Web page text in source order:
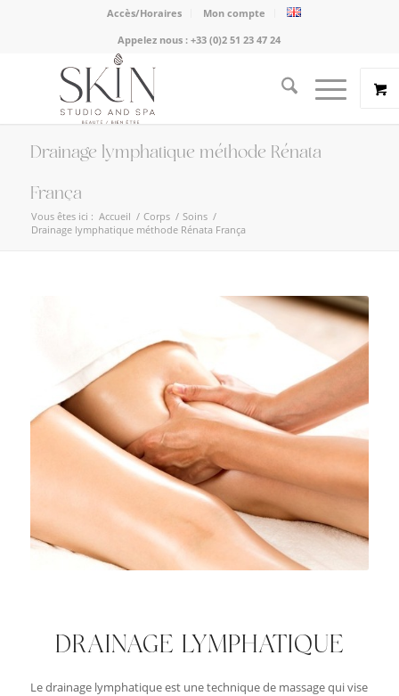
Accès/Horaires
Mon compte
Appelez nous :+33 (0)2 51 23 47 24
Drainage lymphatique méthode Rénata
França
Vous êtes ici : Accueil / Corps / Soins /
Drainage lymphatique méthode Rénata França
DRAINAGE LYMPHATIQUE
Le drainage lymphatique est une technique de massage qui vise